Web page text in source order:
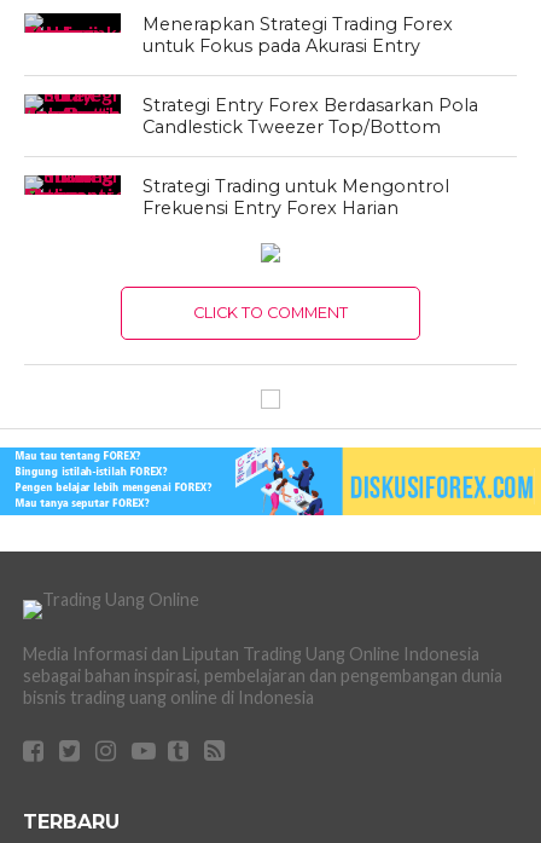
Menerapkan Strategi Trading Forex
untuk Fokus pada Akurasi Entry
Strategi Entry Forex Berdasarkan Pola
Candlestick Tweezer Top/Bottom
Strategi Trading untuk Mengontrol
Frekuensi Entry Forex Harian
CLICK TO COMMENT
Media Informasi dan Liputan Trading Uang Online Indonesia
sebagai bahan inspirasi, pembelajaran dan pengembangan dunia
bisnis trading uang online di Indonesia
TERBARU